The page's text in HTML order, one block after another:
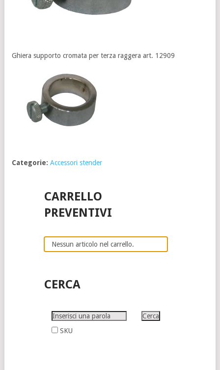
Ghiera supporto cromata per terza raggera art. 12909
Categorie: Accessori stender
CARRELLO
PREVENTIVI
Nessun articolo nel carrello.
CERCA
SKU